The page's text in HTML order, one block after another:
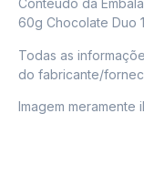
Conteúdo da
60g Chocolate Duo
Todas as
do fabricante/
Imagem meramente